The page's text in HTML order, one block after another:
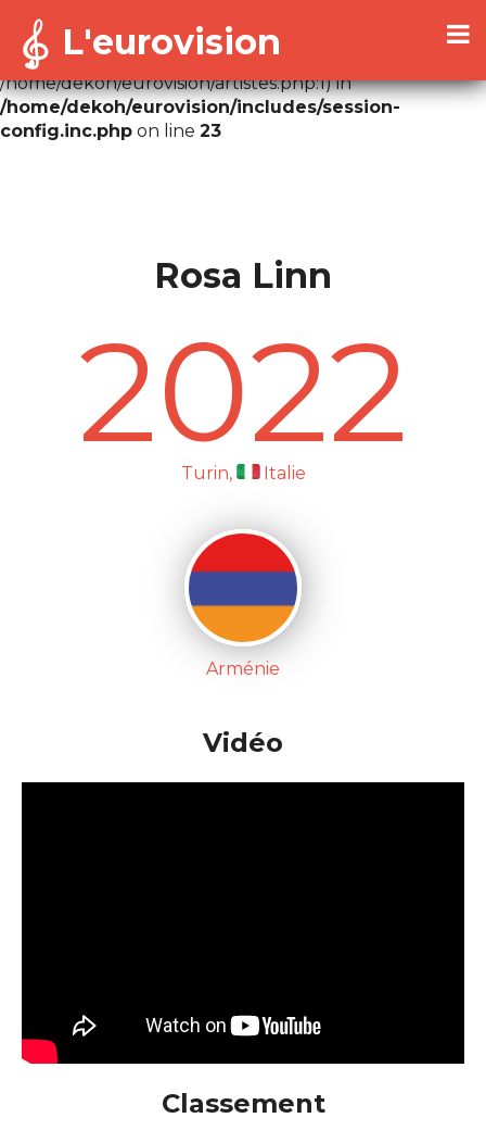
Warning
: Cannot modify header information - headers
already sent by (output started at
/home/dekoh/eurovision/artistes.php:1) in
/home/dekoh/eurovision/includes/session-
config.inc.php on line 23
L'eurovision
Rosa Linn
2022
Turin, Italie
Arménie
Vidéo
Classement